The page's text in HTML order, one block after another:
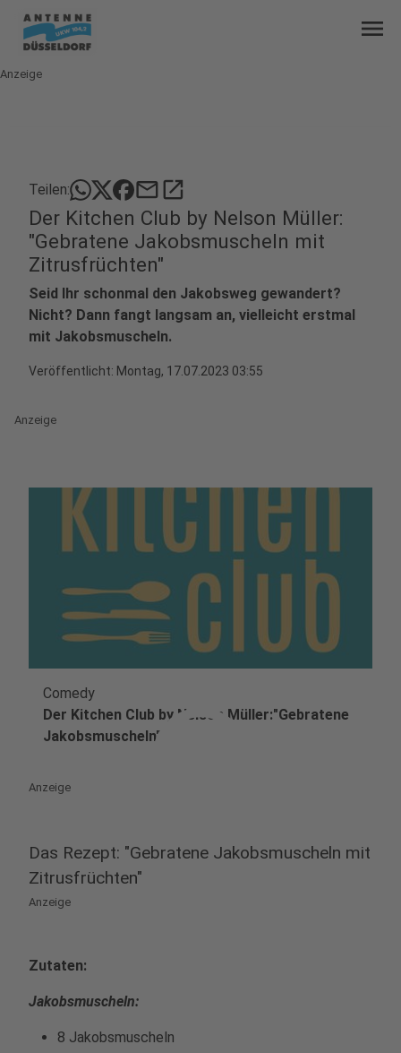
menu
Anzeige
Teilen: mailopen_in_new
Der Kitchen Club by Nelson Müller:
"Gebratene Jakobsmuscheln mit
Zitrusfrüchten"
Seid Ihr schonmal den Jakobsweg gewandert?
Nicht? Dann fangt langsam an, vielleicht erstmal
mit Jakobsmuscheln.
Veröffentlicht: Montag, 17.07.2023 03:55
Anzeige
play_circle
Comedy
Der Kitchen Club by Nelson Müller:"Gebratene
Jakobsmuscheln"
Anzeige
Das Rezept: "Gebratene Jakobsmuscheln mit
Zitrusfrüchten"
Anzeige
Zutaten:
Jakobsmuscheln:
8 Jakobsmuscheln